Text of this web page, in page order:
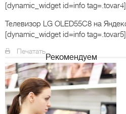
[dynamic_widget id=info tag=.tovar4]
Телевизор LG OLED55C8 на
[dynamic_widget id=info tag=.tovar5]
Печатать
Рекомендуем